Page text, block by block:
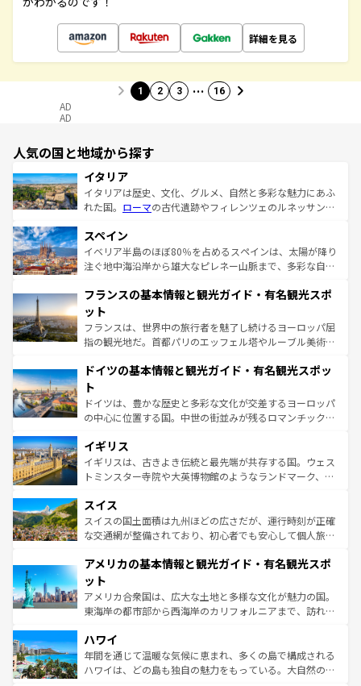
詳細を見る
1 2 3 … 16
AD
AD
人気の国と地域から探す
イタリア
イタリアは歴史、文化、グルメ、自然と多彩な魅力にあふ
れた国。 ローマの古代遺跡やフィレンツェのルネッサンス
ろん、トスカーナの美しい田園風景やアマルフィ海岸の絶
景など、自然景観も見逃せない。観光の合間には、本場の
ピザやパスタなど、絶品のイタリア料理を堪能することも
ませてくれるイタリアで、忘れられない旅をしてみよう！
なお、新着のイタリア情報は
しい。
スペイン
イベリア半島のほぼ80％を占めるスペインは、太陽が降り
注ぐ地中海沿岸から雄大なピレネー山脈まで、多彩な自然
文化が根付くこの国では、情熱的なフラメンコ、熱気あふ
れる闘牛、そして美味しいタパスが生活の一部となってい
る。首都マドリードの洗練された雰囲気や、バルセロナの
アートに溢れた街角から、地方では古代ローマ遺跡や中世
せる。地方によって風土や気候が異なるスペインはその個
ンテンツ一覧 を参照してほしい。
フランスの基本情報と観光ガイド・有名観光スポ
ット
フランスは、世界中の旅行者を魅了し続けるヨーロッパ屈
指の観光地だ。首都パリのエッフェル塔やルーブル美術館
で、幅広い魅力が詰まっている。華麗な宮殿、歴史的な大
聖堂、美しいビーチ、そして豊かな自然が、訪れる者を心
から魅了する。また、フランスは美食の国としても知ら
れ、フランス料理はユネスコ無形文化遺産にも登録されて
香り高いラベンダー畑など、多彩な楽しみ方が可能だ。さ
らに、パリ以外の地域にも魅力が溢れており、どの街角に
も豊かな歴史と文化が息づいている。パリ以外の個性あふ
を参照してほしい。
ドイツの基本情報と観光ガイド・有名観光スポッ
ト
ドイツは、豊かな歴史と多彩な文化が交差するヨーロッパ
の中心に位置する国。中世の街並みが残るロマンチック街
顔を持つこの国は、どこを歩いても飽きることがない。ベ
ルリンの文化的活気、バイエルン州のアルプスの絶景、そ
してライン川沿いのワイン畑といった風景は必見。ビール
は、お酒好きな人にはぜひ体験してほしい。 なお、新着の
ドイツ情報はコンテンツ一覧を参照してほしい。
イギリス
イギリスは、古きよき伝統と最先端が共存する国。ウェス
トミンスター寺院や大英博物館のようなランドマーク、歴
リアごとに異なる魅力がある。また、優雅なアフタヌーン
ティー、ビール好きにはたまらない英国パブ、サッカー観
戦など、本場だからこそできる体験も豊富。イギリスを旅
ンツ一覧を参照してほしい。
スイス
スイスの国土面積は九州ほどの広さだが、運行時刻が正確
な交通網が整備されており、初心者でも安心して個人旅行
の建物がそのまま残る町や、スイスならではのユニークな
博物館もあり、アルプス観光だけでなく町歩きも満喫する
ことができる。国民の所得が高いため物価も高いが、旅行
者向けの交通パス提供のサービスもあり、うまく活用すれ
着のスイス情報は
アメリカの基本情報と観光ガイド・有名観光スポ
ット
アメリカ合衆国は、広大な土地と多様な文化が魅力の国。
東海岸の都市部から西海岸のカリフォルニアまで、訪れる
のような巨大都市は、観光、ショッピング、エンターテイ
ンメントが詰まった刺激的なスポットだ。一方、アメリカ
西部には大自然が広がり、グランドキャニオンやイエロー
ハワイ
年間を通じて温暖な気候に恵まれ、多くの島で構成される
ハワイは、どの島も独自の魅力をもっている。大自然の神